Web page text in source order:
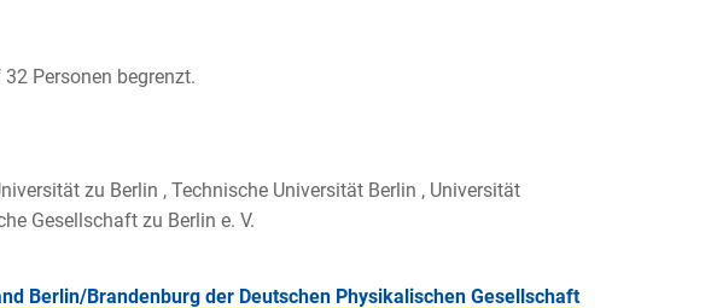
Personen begrenzt.
zu Berlin , Technische Universität Berlin , Universität
Gesellschaft zu Berlin e. V.
Berlin/Brandenburg der Deutschen Physikalischen Gesellschaft